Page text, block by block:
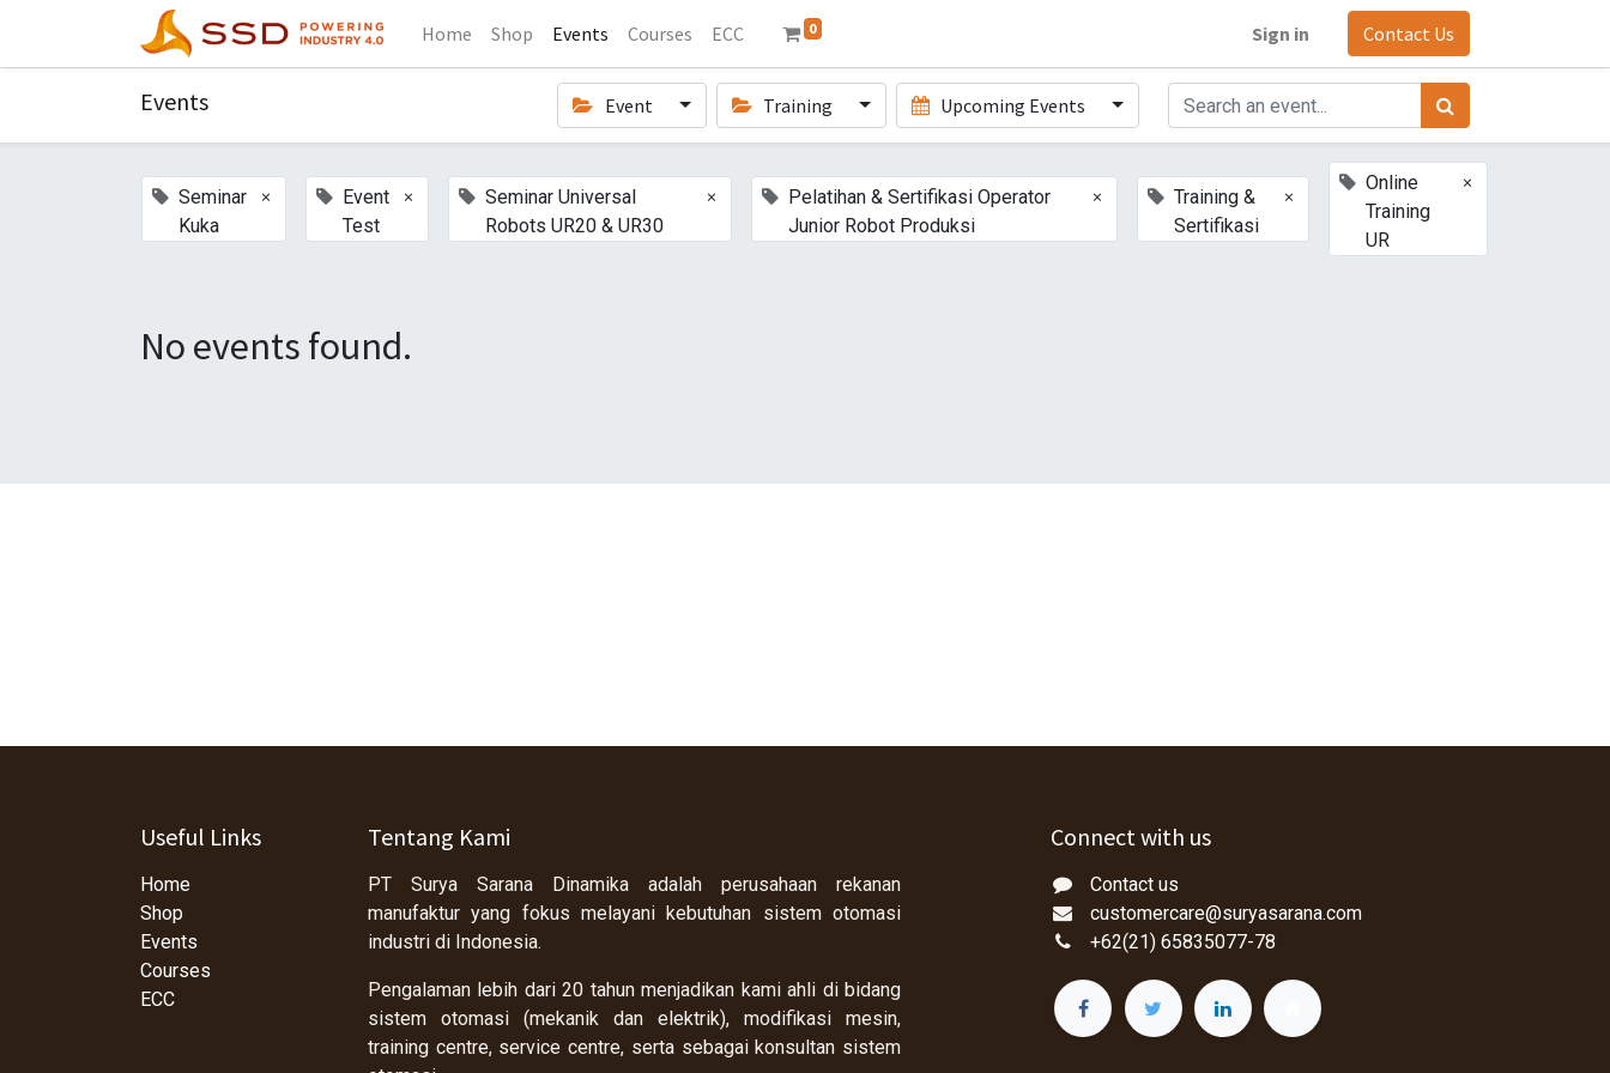
Home Shop Events Courses ECC 0 Sign in Contact Us
Events Event Training Upcoming Events
Seminar
Kuka
×
Event
Test
×
Seminar Universal
Robots UR20 & UR30
×
Pelatihan & Sertifikasi Operator
Junior Robot Produksi
×
Training &
Sertifikasi
×
Online
Training
UR
×
No events found.
Useful Links
Home
Shop
Events
Courses
ECC
Tentang Kami
PT Surya Sarana Dinamika adalah perusahaan rekanan
manufaktur yang fokus melayani kebutuhan sistem otomasi
industri di Indonesia.
Pengalaman lebih dari 20 tahun menjadikan kami ahli di bidang
sistem otomasi (mekanik dan elektrik), modifikasi mesin,
training centre, service centre, serta sebagai konsultan sistem
Connect with us
Contact us
customercare@suryasarana.com
+62(21) 65835077-78